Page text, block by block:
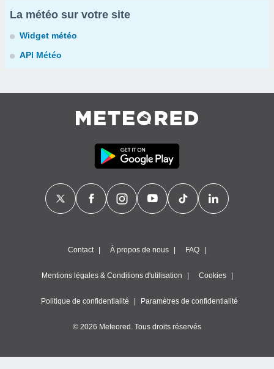
La météo sur votre site
Widget météo
API Météo
Contact À propos de nous FAQ
Mentions légales & Conditions d'utilisation Cookies
Politique de confidentialité Paramètres de confidentialité
© 2026 Meteored. Tous droits réservés